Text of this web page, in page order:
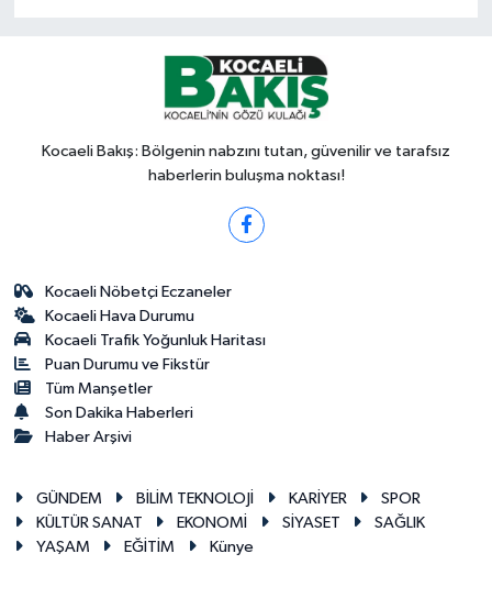
Kocaeli Bakış: Bölgenin nabzını tutan, güvenilir ve tarafsız
haberlerin buluşma noktası!
Kocaeli Nöbetçi Eczaneler
Kocaeli Hava Durumu
Kocaeli Trafik Yoğunluk Haritası
Puan Durumu ve Fikstür
Tüm Manşetler
Son Dakika Haberleri
Haber Arşivi
GÜNDEM BİLİM TEKNOLOJİ KARİYER
SPOR
KÜLTÜR SANAT
EKONOMİ SİYASET
SAĞLIK
YAŞAM
EĞİTİM Künye